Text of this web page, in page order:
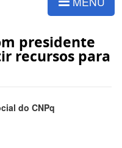
presidente
recursos para
do CNPq